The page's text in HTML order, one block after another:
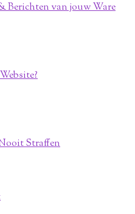
Berichten van jouw Ware
Straffen